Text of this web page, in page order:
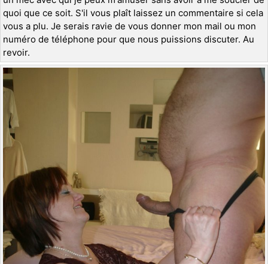
quoi que ce soit. S'il vous plaît laissez un commentaire si cela
vous a plu. Je serais ravie de vous donner mon mail ou mon
numéro de téléphone pour que nous puissions discuter. Au
revoir.